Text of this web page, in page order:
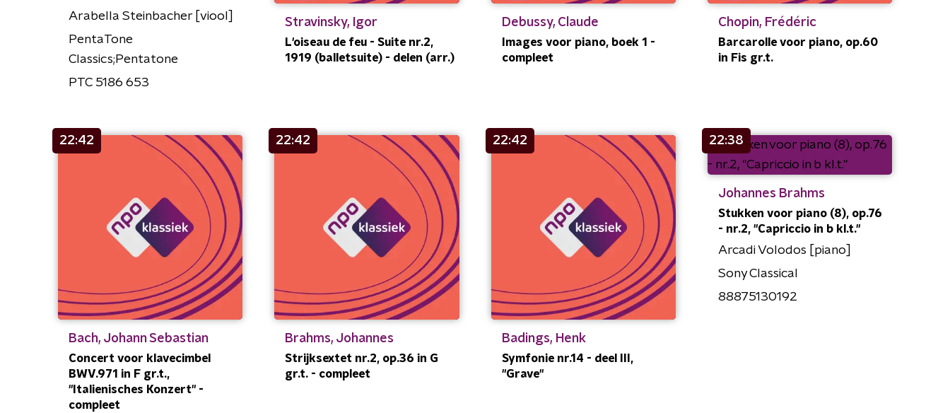
Arabella Steinbacher [viool]
PentaTone
Classics;Pentatone
PTC 5186 653
Stravinsky, Igor
L'oiseau de feu - Suite nr.2,
1919 (balletsuite) - delen (arr.)
Debussy, Claude
Images voor piano, boek 1 -
compleet
Chopin, Frédéric
Barcarolle voor piano, op.60
in Fis gr.t.
22:42
Bach, Johann Sebastian
Concert voor klavecimbel
BWV.971 in F gr.t.,
"Italienisches Konzert" -
compleet
22:42
Brahms, Johannes
Strijksextet nr.2, op.36 in G
gr.t. - compleet
22:42
Badings, Henk
Symfonie nr.14 - deel III,
"Grave"
22:38
Johannes Brahms
Stukken voor piano (8), op.76
- nr.2, "Capriccio in b kl.t."
Arcadi Volodos [piano]
Sony Classical
88875130192